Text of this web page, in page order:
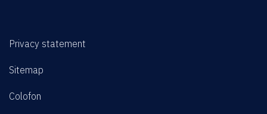
Privacy statement
Sitemap
Colofon